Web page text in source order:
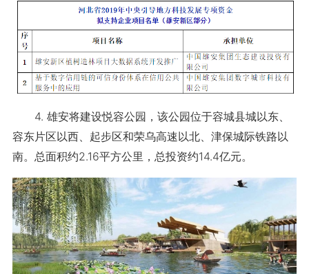
4. 雄安将建设悦容公园，该公园位于容城县城以东、
容东片区以西、起步区和荣乌高速以北、津保城际铁路以
南。总面积约2.16平方公里，总投资约14.4亿元。